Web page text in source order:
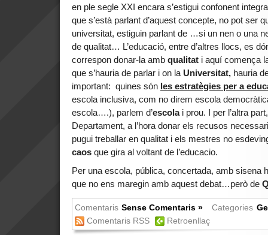
en ple segle XXI encara s’estigui confonent
que s’està parlant d’aquest concepte, no pot ser
universitat, estiguin parlant de …si un nen o una
de qualitat… L’educació, entre d’altres llocs, es
correspon donar-la amb qualitat i aquí comença
que s’hauria de parlar i on la Universitat, hauria
important: quines són les estratègies per a
escola inclusiva, com no direm escola
escola….), parlem d’escola i prou. I per l’altra
Departament, a l’hora donar els recusos
pugui treballar en qualitat i els mestres no
caos que gira al voltant de l’educacio.
Per una escola, pública, concertada, amb sisena
que no ens maregin amb aquest debat…però de
Comentaris Sense Comentaris » Categories
Comentaris RSS
Retroenllaç